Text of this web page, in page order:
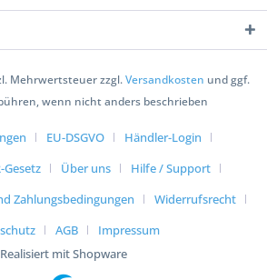
Mehrwertsteuer zzgl.Versandkosten und ggf.
wenn nicht anders beschrieben
EU-DSGVO
Händler-Login
Gesetz
Über uns
Hilfe / Support
Zahlungsbedingungen
Widerrufsrecht
AGB
Impressum
Realisiert mit Shopware